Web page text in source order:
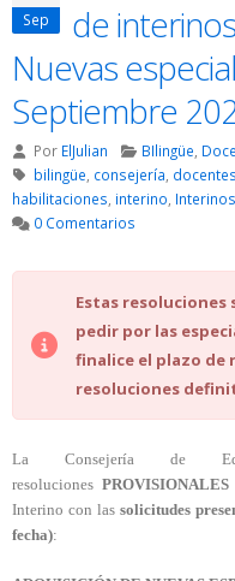
Sep
de
Nuevas
Septiembre
Por ElJulian BIlingüe
bilingüe consejería docentes
habilitaciones, interino, Interinos
0 Comentarios
Estas resoluciones
pedir por las
finalice el plazo de
resoluciones
La Consejería de
resolucionesPROVISIONALES
Interino con lassolicitudes
fecha):